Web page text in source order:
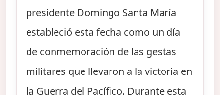
presidente Domingo Santa María
estableció esta fecha como un día
de conmemoración de las gestas
militares que llevaron a la victoria en
la Guerra del Pacífico. Durante esta